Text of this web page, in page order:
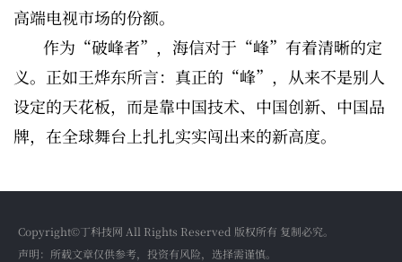
高端电视市场的份额。
作为“破峰者”，海信对于“峰”有着清晰的定
义。正如王烨东所言：真正的“峰”，从来不是别人
设定的天花板，而是靠中国技术、中国创新、中国品
牌，在全球舞台上扎扎实实闯出来的新高度。
Copyright©丁科技网 All Rights Reserved 版权所有 复制必究。
声明：所载文章仅供参考，投资有风险，选择需谨慎。